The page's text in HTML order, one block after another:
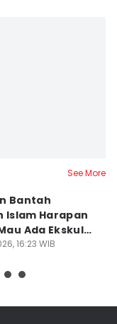
See More
Bantah
Islam Harapan
Ada Ekskul
16:23 WIB